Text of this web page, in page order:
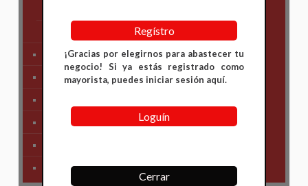
Tren Delantero
Partes de Motor
SIstema Eléctrico
Primera Necesidad
Regístro
¡Gracias por elegirnos para abastecer tu
negocio! Si ya estás registrado como
mayorista, puedes iniciar sesión aquí.
Loguín
Cerrar